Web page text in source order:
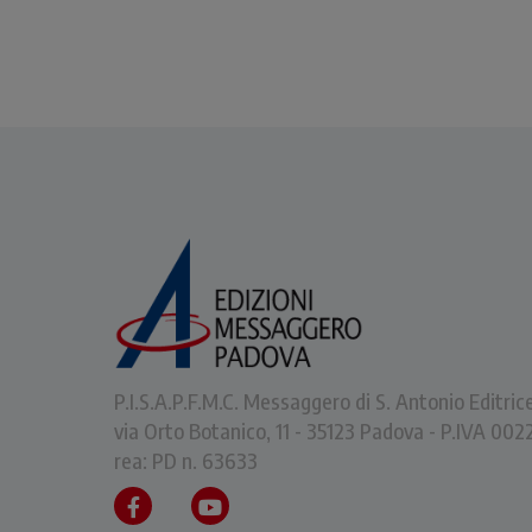
P.I.S.A.P.F.M.C. Messaggero di S. Antonio
via Orto Botanico, 11 - 35123 Padova - P.IVA
rea: PD n. 63633